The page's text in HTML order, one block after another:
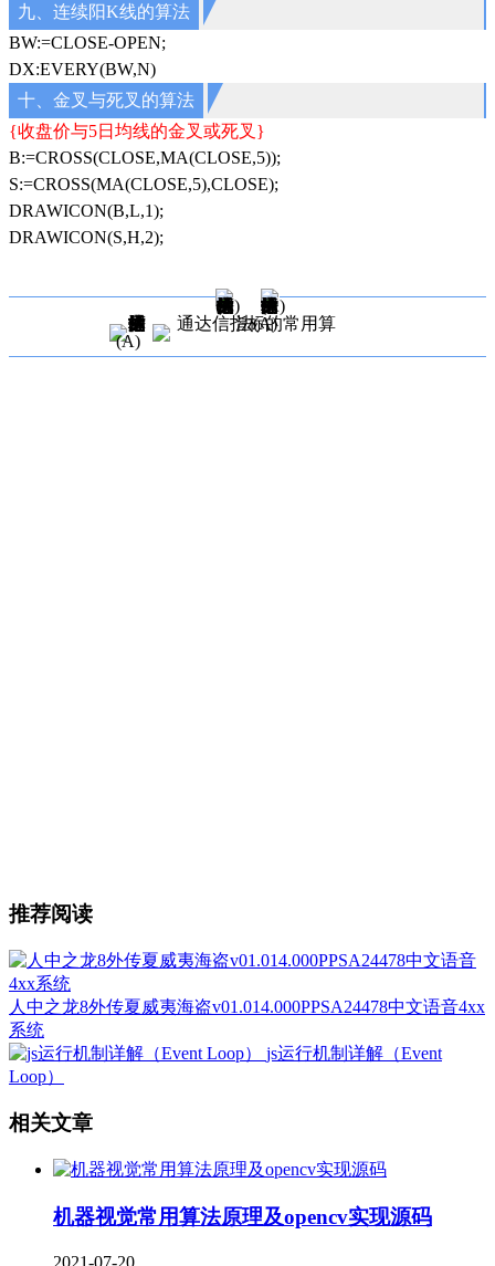
九、连续阳K线的算法
BW:=CLOSE-OPEN;
DX:EVERY(BW,N)
十、金叉与死叉的算法
{收盘价与5日均线的金叉或死叉}
B:=CROSS(CLOSE,MA(CLOSE,5));
S:=CROSS(MA(CLOSE,5),CLOSE);
DRAWICON(B,L,1);
DRAWICON(S,H,2);
推荐阅读
人中之龙8外传夏威夷海盗v01.014.000PPSA24478中文语音4xx
系统
js运行机制详解（Event
Loop）
相关文章
机器视觉常用算法原理及opencv实现源码
2021-07-20